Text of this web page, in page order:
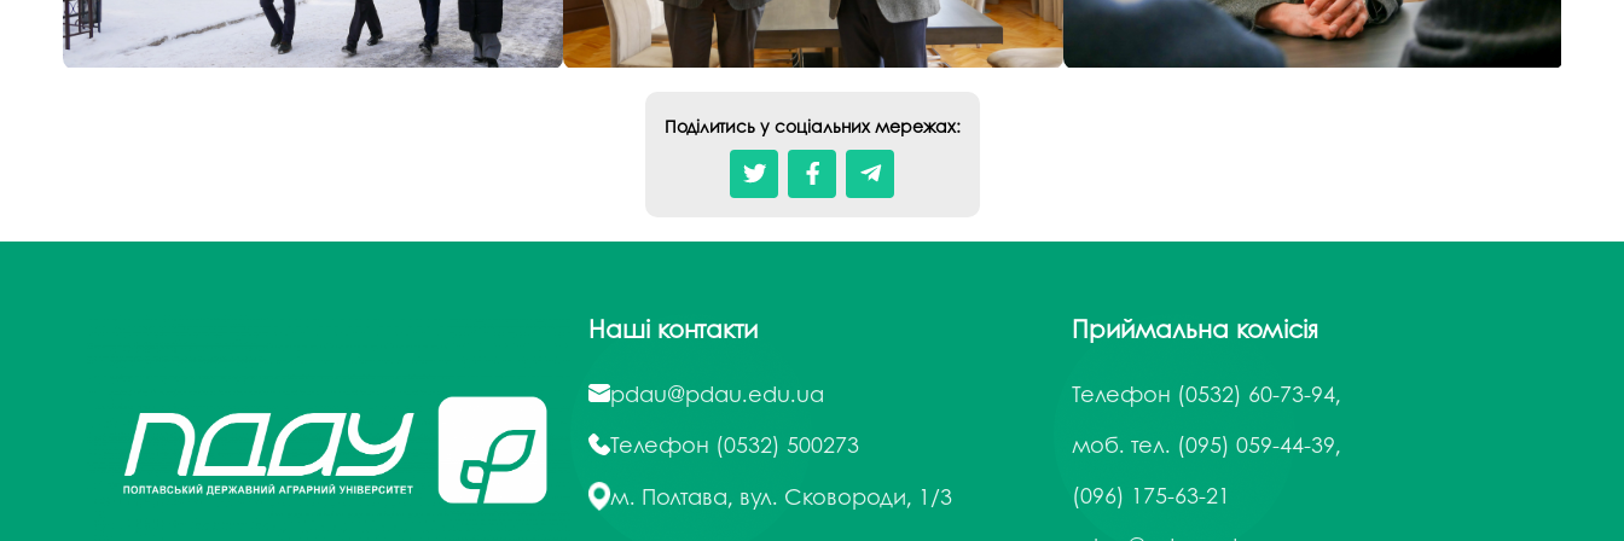
госпдоговірних робіт (послуг)
Поділитись у соціальних мережах:
Наші контакти
pdau@pdau.edu.ua
Телефон (0532) 500273
м. Полтава, вул. Сковороди, 1/3
Приймальна комісія
Телефон (0532) 60-73-94,
моб. тел. (095) 059-44-39,
(096) 175-63-21